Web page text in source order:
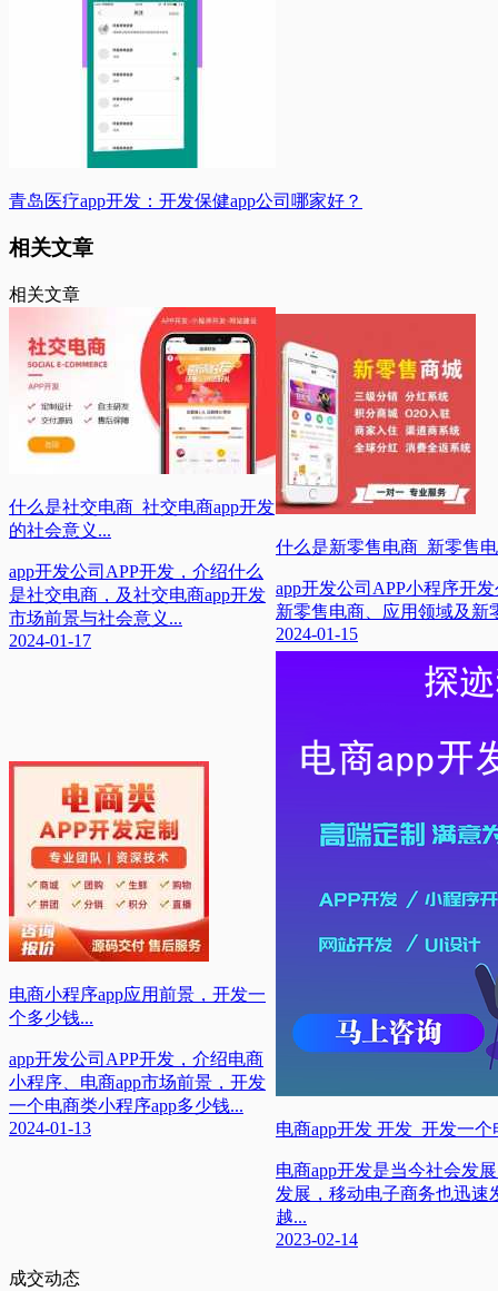
青岛医疗app开发：开发保健app公司哪家好？
相关文章
相关文章
什么是社交电商_社交电商app开发
的社会意义...
app开发公司APP开发，介绍什么
是社交电商，及社交电商app开发
市场前景与社会意义...
2024-01-17
什么是新零售电商_新零售
app开发公司APP小程序开
新零售电商、应用领域及新
2024-01-15
电商小程序app应用前景，开发一
个多少钱...
app开发公司APP开发，介绍电商
小程序、电商app市场前景，开发
一个电商类小程序app多少钱...
2024-01-13
电商app开发 开发_开发一
电商app开发是当今社会发
发展，移动电子商务也迅速
越...
2023-02-14
成交动态